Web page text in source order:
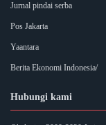
Jurnal pindai serba
Pos Jakarta
Yaantara
Berita Ekonomi Indonesia/
Hubungi kami